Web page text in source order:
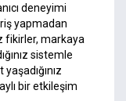
deneyimi
yapmadan
fikirler, markaya
sistemle
bir etkileşim